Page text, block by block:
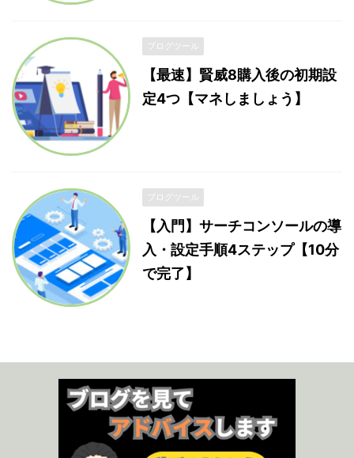
ブログツール
【最速】賢威8購入後の初期設
定4つ【マネしましょう】
ブログツール
【入門】サーチコンソールの導
入・設定手順4ステップ【10分
で完了】